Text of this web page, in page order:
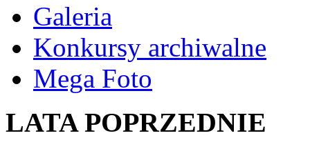
Galeria
Konkursy archiwalne
Mega Foto
LATA POPRZEDNIE